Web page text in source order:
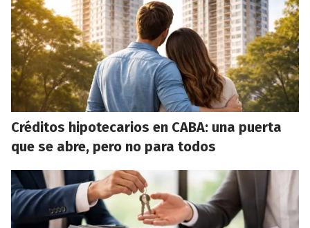
Créditos hipotecarios en CABA: una puerta
que se abre, pero no para todos